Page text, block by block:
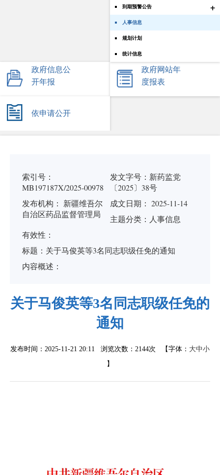
到期预警公告 +
人事信息
规划计划
统计信息
政府信息公
开年报
政府网站年
度报表
依申请公开
索引号：
MB197187X/2025-00978
发文字号： 新药监党
〔2025〕38号
发布机构： 新疆维吾尔
自治区药品监督管理局
成文日期： 2025-11-14
主题分类： 人事信息
有效性：
标题： 关于马俊英等3名同志职级任免的通知
内容概述：
关于马俊英等3名同志职级任免的
通知
发布时间：2025-11-21 20:11 浏览次数： 2144次 【字体： 大中小
】